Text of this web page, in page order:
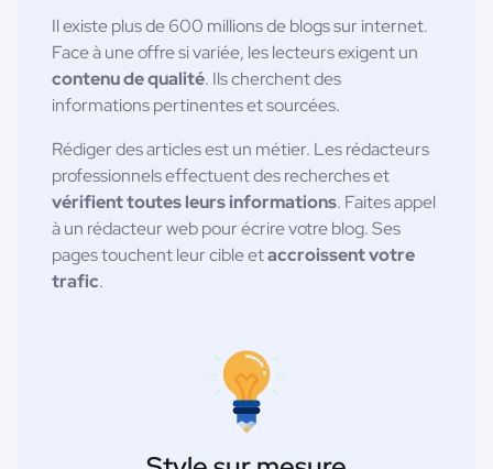
Il existe plus de 600 millions de blogs sur internet.
Face à une offre si variée, les lecteurs exigent un
contenu de qualité. Ils cherchent des
informations pertinentes et sourcées.
Rédiger des articles est un métier. Les rédacteurs
professionnels effectuent des recherches et
vérifient toutes leurs informations. Faites appel
à un rédacteur web pour écrire votre blog. Ses
pages touchent leur cible etaccroissent votre
trafic.